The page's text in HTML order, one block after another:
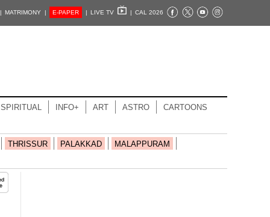
MATRIMONY | E-PAPER | LIVE TV | CAL 2026
SPIRITUAL INFO+ ART ASTRO CARTOONS
THRISSUR PALAKKAD MALAPPURAM